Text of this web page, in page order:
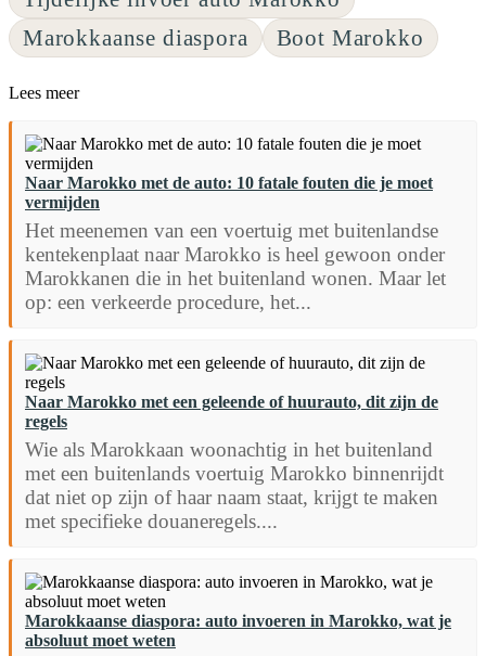
Marokkaanse diaspora
Boot Marokko
Lees meer
Naar Marokko met de auto: 10 fatale fouten die je moet
vermijden
Het meenemen van een voertuig met buitenlandse
kentekenplaat naar Marokko is heel gewoon onder
Marokkanen die in het buitenland wonen. Maar let
op: een verkeerde procedure, het...
Naar Marokko met een geleende of huurauto, dit zijn de
regels
Wie als Marokkaan woonachtig in het buitenland
met een buitenlands voertuig Marokko binnenrijdt
dat niet op zijn of haar naam staat, krijgt te maken
met specifieke douaneregels....
Marokkaanse diaspora: auto invoeren in Marokko, wat je
absoluut moet weten